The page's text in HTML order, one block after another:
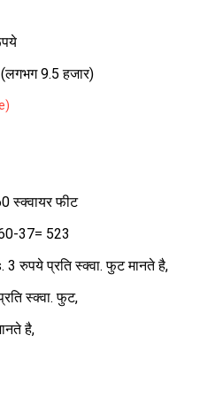
(लगभग 9.5 हजार)
स्क्वायर फीट
37= 523
रुपये प्रति स्क्वा. फुट मानते है,
स्क्वा. फुट,
है,